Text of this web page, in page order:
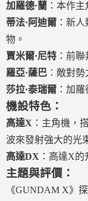
加羅德·蘭 ：本作
蒂法·阿迪爾 ：新
物。
賈米爾·尼特 ：前
羅亞·薩巴 ：敵對
莎拉·泰瑞爾 ：加
機設特色：
高達X ：主角機，
波來發射強大的光
高達DX ：高達X
主題與評價：
《GUNDAM X》